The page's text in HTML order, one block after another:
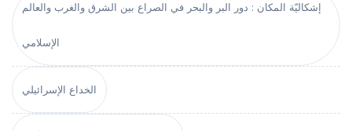
إشكاليّة المكان : دور البر والبحر في الصراع بين الشرق والغرب والعالم
الإسلامي
الخداع الإسرائيلي